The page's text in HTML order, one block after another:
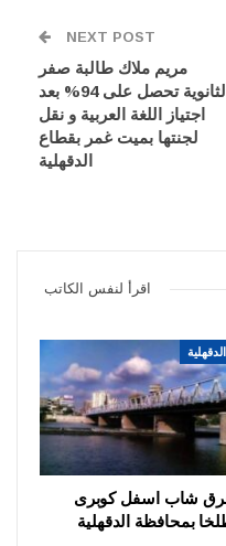
NEXT POST
مريم ملاك طالبة صفر
الثانوية تحصل على 94% بعد
اجتياز اللغة العربية و نقل
لجنتها بميت غمر بقطاع
الدقهلية
اقرأ لنفس الكاتب
الدقهلية
شاب اسفل كوبرى
بمحافظة الدقهلية